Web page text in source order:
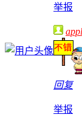
举报
回复
举报